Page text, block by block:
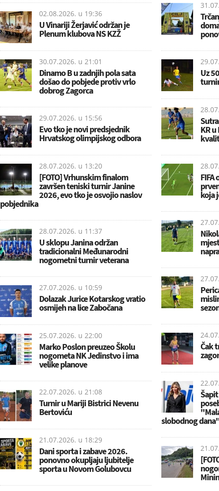
02.08.2026. u 19:36
U Vinariji Žerjavić održan je
Plenum klubova NS KZŽ
30.07.2026. u 21:01
Dinamo B u zadnjih pola sata
došao do pobjede protiv vrlo
dobrog Zagorca
29.07.2026. u 15:56
Evo tko je novi predsjednik
Hrvatskog olimpijskog odbora
28.07.2026. u 13:20
[FOTO] Vrhunskim finalom
završen teniski turnir Janine
2026, evo tko je osvojio naslov
pobjednika
28.07.2026. u 11:37
U sklopu Janina održan
tradicionalni Međunarodni
nogometni turnir veterana
27.07.2026. u 10:59
Dolazak Jurice Kotarskog vratio
osmijeh na lice Zabočana
25.07.2026. u 22:00
Marko Poslon preuzeo Školu
nogometa NK Jedinstvo i ima
velike planove
22.07.2026. u 21:08
Turnir u Mariji Bistrici Nevenu
Bertoviću
21.07.2026. u 18:29
Dani sporta i zabave 2026.
ponovno okupljaju ljubitelje
sporta u Novom Golubovcu
Uz
KR
koja
Čak
slobodnog